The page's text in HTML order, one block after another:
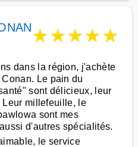
★★★★★
dans la région, j'achète
Le pain du
sont délicieux, leur
millefeuille, le
sont mes
d'autres spécialités.
le service